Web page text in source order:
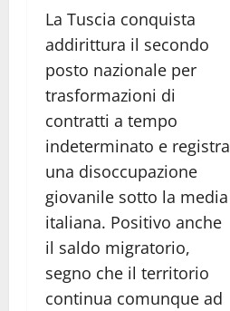
La Tuscia conquista
addirittura il secondo
posto nazionale per
trasformazioni di
contratti a tempo
indeterminato e registra
una disoccupazione
giovanile sotto la media
italiana. Positivo anche
il saldo migratorio,
segno che il territorio
continua comunque ad